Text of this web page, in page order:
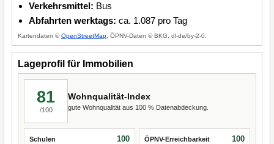
Verkehrsmittel: Bus
Abfahrten werktags: ca. 1.087 pro Tag
Kartendaten ©OpenStreetMap , ÖPNV-Daten © BKG, dl-de/by-2-0.
Lageprofil für Immobilien
81
/100
Wohnqualität-Index
gute Wohnqualität aus 100 % Datenabdeckung.
Schulen 100 ÖPNV-Erreichbarkeit 100